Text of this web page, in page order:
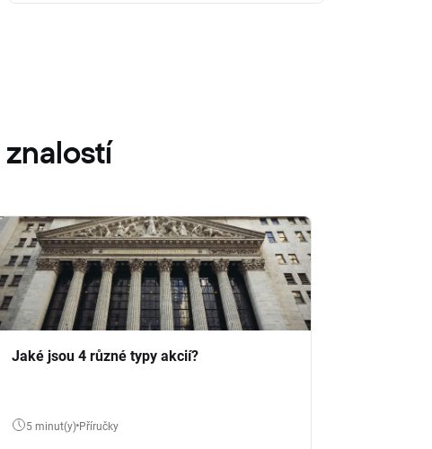
znalostí
Jaké jsou 4 různé typy akcií?
5 minut(y) Příručky